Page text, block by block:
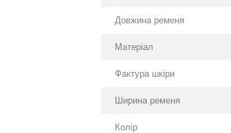
Довжина ременя
Матеріал
Фактура шкіри
Ширина ременя
Колір